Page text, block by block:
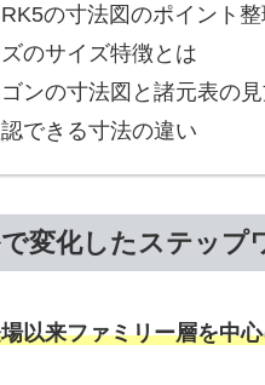
の寸法図のポイント整
のサイズ特徴とは
ンの寸法図と諸元表の
できる寸法の違い
変化したステップ
以来ファミリー層を中